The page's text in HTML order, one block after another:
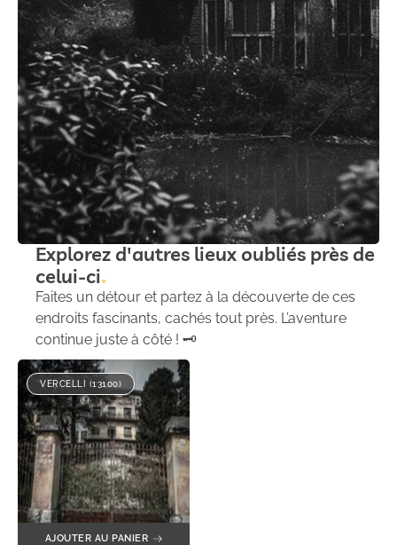
Explorez d'autres lieux oubliés près de
celui-ci
Faites un détour et partez à la découverte de ces
endroits fascinants, cachés tout près. L’aventure
continue juste à côté ! 🗝️
VERCELLI (13100)
AJOUTER AU PANIER